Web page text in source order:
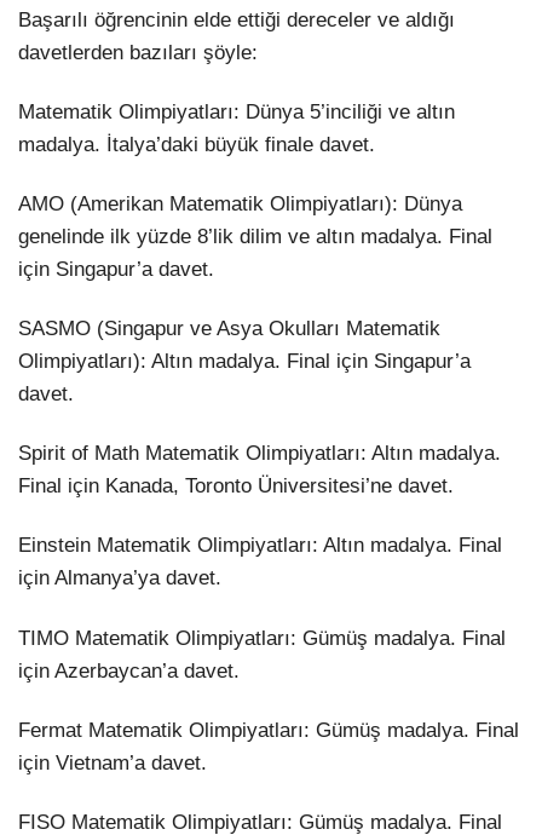
Başarılı öğrencinin elde ettiği dereceler ve aldığı
davetlerden bazıları şöyle:
Matematik Olimpiyatları: Dünya 5’inciliği ve altın
madalya. İtalya’daki büyük finale davet.
AMO (Amerikan Matematik Olimpiyatları): Dünya
genelinde ilk yüzde 8’lik dilim ve altın madalya. Final
için Singapur’a davet.
SASMO (Singapur ve Asya Okulları Matematik
Olimpiyatları): Altın madalya. Final için Singapur’a
davet.
Spirit of Math Matematik Olimpiyatları: Altın madalya.
Final için Kanada, Toronto Üniversitesi’ne davet.
Einstein Matematik Olimpiyatları: Altın madalya. Final
için Almanya’ya davet.
TIMO Matematik Olimpiyatları: Gümüş madalya. Final
için Azerbaycan’a davet.
Fermat Matematik Olimpiyatları: Gümüş madalya. Final
için Vietnam’a davet.
FISO Matematik Olimpiyatları: Gümüş madalya. Final